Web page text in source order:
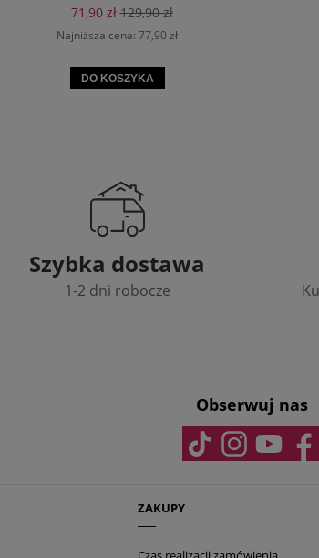
71,90 zł 129,90 zł
Najniższa cena: 77,90 zł
DO KOSZYKA
Szybka dostawa
1-2 dni robocze
Obserwuj nas
ZAKUPY